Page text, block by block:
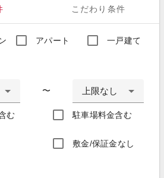
こだわり条件
アパート 一戸建て
〜 上限なし
む 駐車場料金含む
敷金/保証金なし